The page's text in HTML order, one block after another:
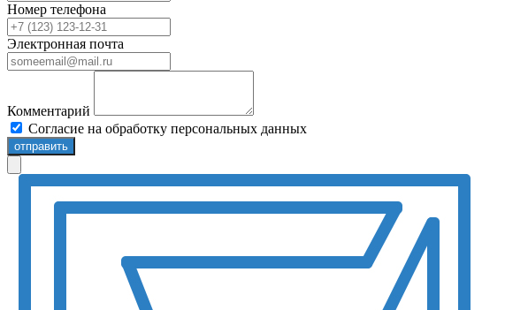
Номер телефона
Электронная почта
Комментарий
Согласие на обработку персональных данных
отправить